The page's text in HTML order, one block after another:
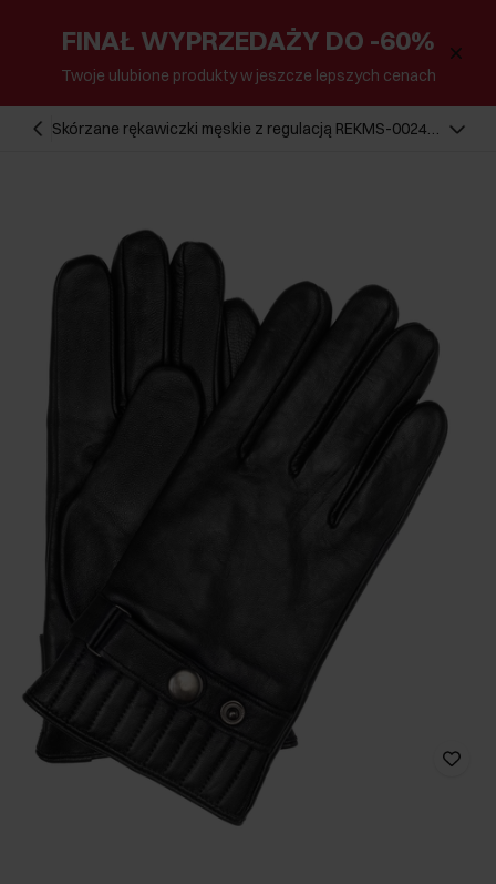
FINAŁ WYPRZEDAŻY DO -60%
Twoje ulubione produkty w jeszcze lepszych cenach
Skórzane rękawiczki męskie z regulacją REKMS-0024-